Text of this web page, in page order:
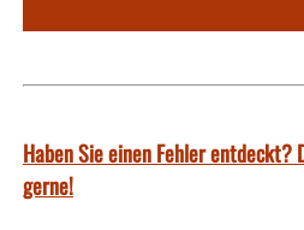
Haben Sie einen Fehler entdeckt?
gerne!